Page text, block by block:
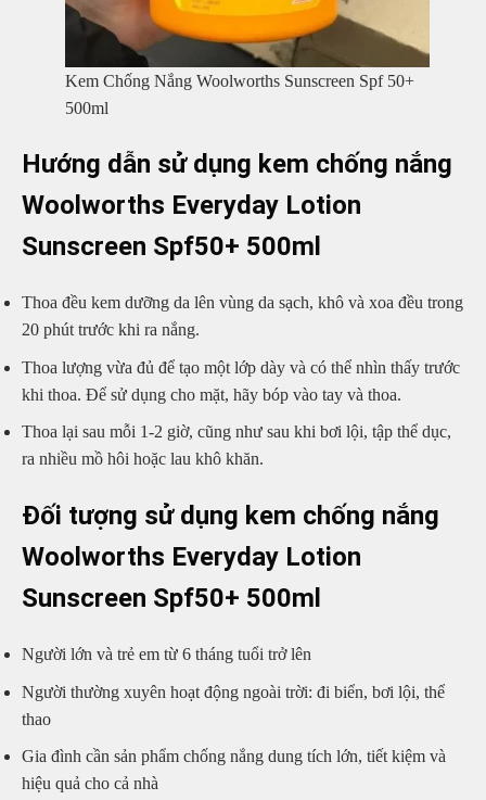
Kem Chống Nắng Woolworths Sunscreen Spf 50+
500ml
Hướng dẫn sử dụng kem chống nắng
Woolworths Everyday Lotion
Sunscreen Spf50+ 500ml
Thoa đều kem dưỡng da lên vùng da sạch, khô và xoa đều trong
20 phút trước khi ra nắng.
Thoa lượng vừa đủ để tạo một lớp dày và có thể nhìn thấy trước
khi thoa. Để sử dụng cho mặt, hãy bóp vào tay và thoa.
Thoa lại sau mỗi 1-2 giờ, cũng như sau khi bơi lội, tập thể dục,
ra nhiều mồ hôi hoặc lau khô khăn.
Đối tượng sử dụng kem chống nắng
Woolworths Everyday Lotion
Sunscreen Spf50+ 500ml
Người lớn và trẻ em từ 6 tháng tuổi trở lên
Người thường xuyên hoạt động ngoài trời: đi biển, bơi lội, thể
thao
Gia đình cần sản phẩm chống nắng dung tích lớn, tiết kiệm và
hiệu quả cho cả nhà